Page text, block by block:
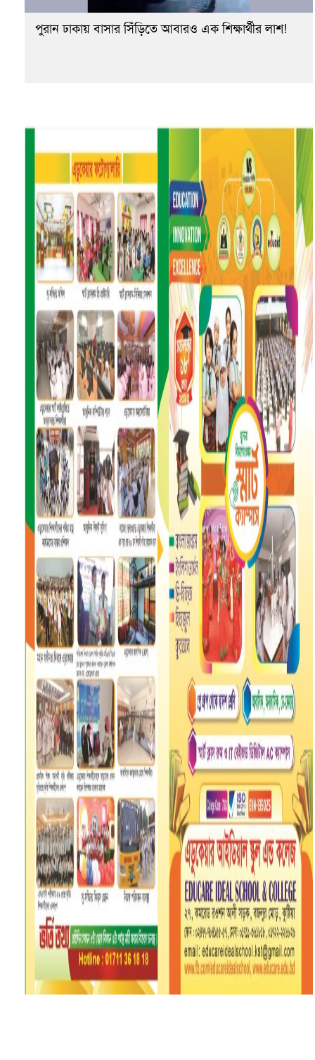
পুরান ঢাকায় বাসার সিঁড়িতে আবারও এক শিক্ষার্থীর লাশ!